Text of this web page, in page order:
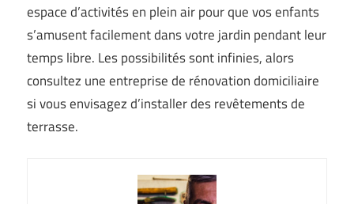
espace d’activités en plein air pour que vos enfants
s’amusent facilement dans votre jardin pendant leur
temps libre. Les possibilités sont infinies, alors
consultez une entreprise de rénovation domiciliaire
si vous envisagez d’installer des revêtements de
terrasse.